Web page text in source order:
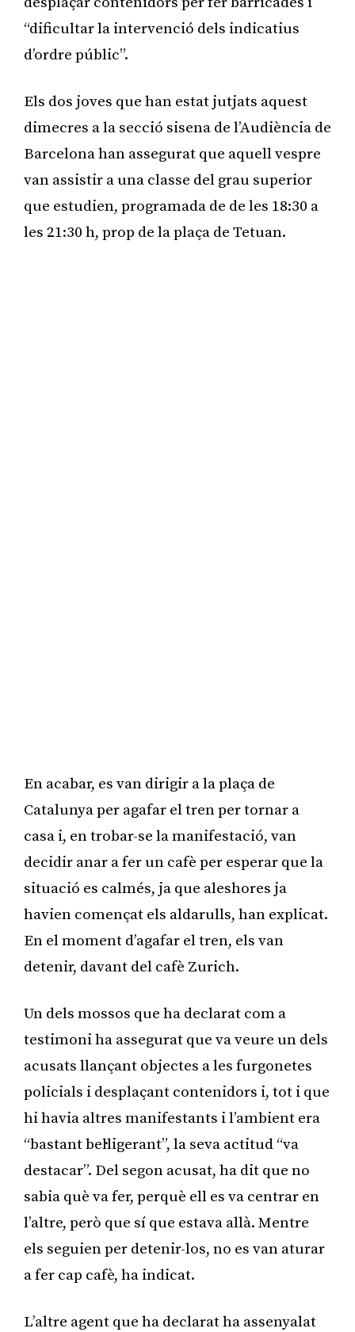
“dificultar la intervenció dels indicatius
d’ordre públic”.
Els dos joves que han estat jutjats aquest
dimecres a la secció sisena de l’Audiència de
Barcelona han assegurat que aquell vespre
van assistir a una classe del grau superior
que estudien, programada de de les 18:30 a
les 21:30 h, prop de la plaça de Tetuan.
En acabar, es van dirigir a la plaça de
Catalunya per agafar el tren per tornar a
casa i, en trobar-se la manifestació, van
decidir anar a fer un cafè per esperar que la
situació es calmés, ja que aleshores ja
havien començat els aldarulls, han explicat.
En el moment d’agafar el tren, els van
detenir, davant del cafè Zurich.
Un dels mossos que ha declarat com a
testimoni ha assegurat que va veure un dels
acusats llançant objectes a les furgonetes
policials i desplaçant contenidors i, tot i que
hi havia altres manifestants i l’ambient era
“bastant bel·ligerant”, la seva actitud “va
destacar”. Del segon acusat, ha dit que no
sabia què va fer, perquè ell es va centrar en
l’altre, però que sí que estava allà. Mentre
els seguien per detenir-los, no es van aturar
a fer cap cafè, ha indicat.
L’altre agent que ha declarat ha assenyalat